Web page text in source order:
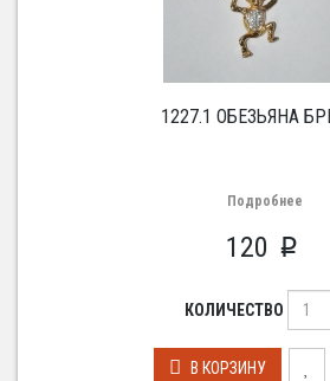
1227.1 ОБЕЗЬЯНА
Подробнее
120 p
КОЛИЧЕСТВО
В КОРЗИНУ